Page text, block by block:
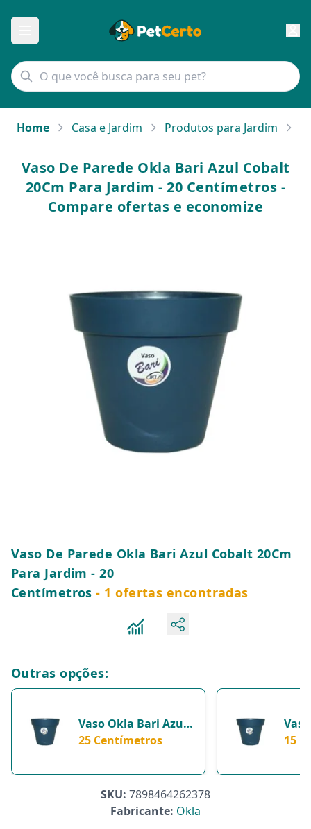
Home Casa e Jardim Produtos para Jardim
Vaso De Parede Okla Bari Azul Cobalt
20Cm Para Jardim - 20 Centímetros -
Compare ofertas e economize
Vaso De Parede Okla Bari Azul Cobalt 20Cm
Para Jardim - 20
Centímetros - 1 ofertas encontradas
Outras opções:
Vaso Okla Bari Azul
Cobalt 25Cm Para
Centímetros
25 Centímetros 15
SKU: 7898464262378
Fabricante: Okla